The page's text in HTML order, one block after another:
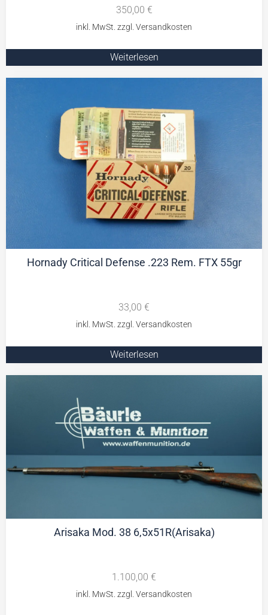
350,00 €
Weiterlesen
Hornady Critical Defense .223 Rem. FTX 55gr
33,00 €
Weiterlesen
Arisaka Mod. 38 6,5x51R(Arisaka)
1.100,00 €